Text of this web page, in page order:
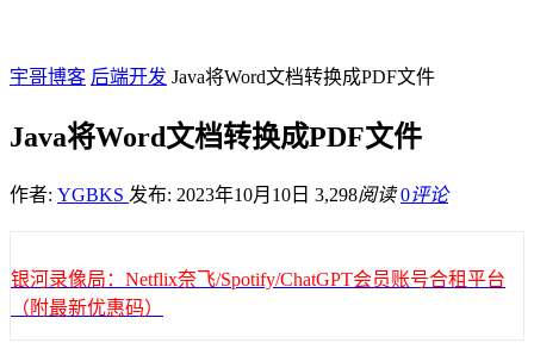
宇哥博客 后端开发 Java将Word文档转换成PDF文件
Java将Word文档转换成PDF文件
作者: YGBKS 发布: 2023年10月10日 3,298阅读 0评论
银河录像局：Netflix奈飞/Spotify/ChatGPT会员账号合租平台
（附最新优惠码）